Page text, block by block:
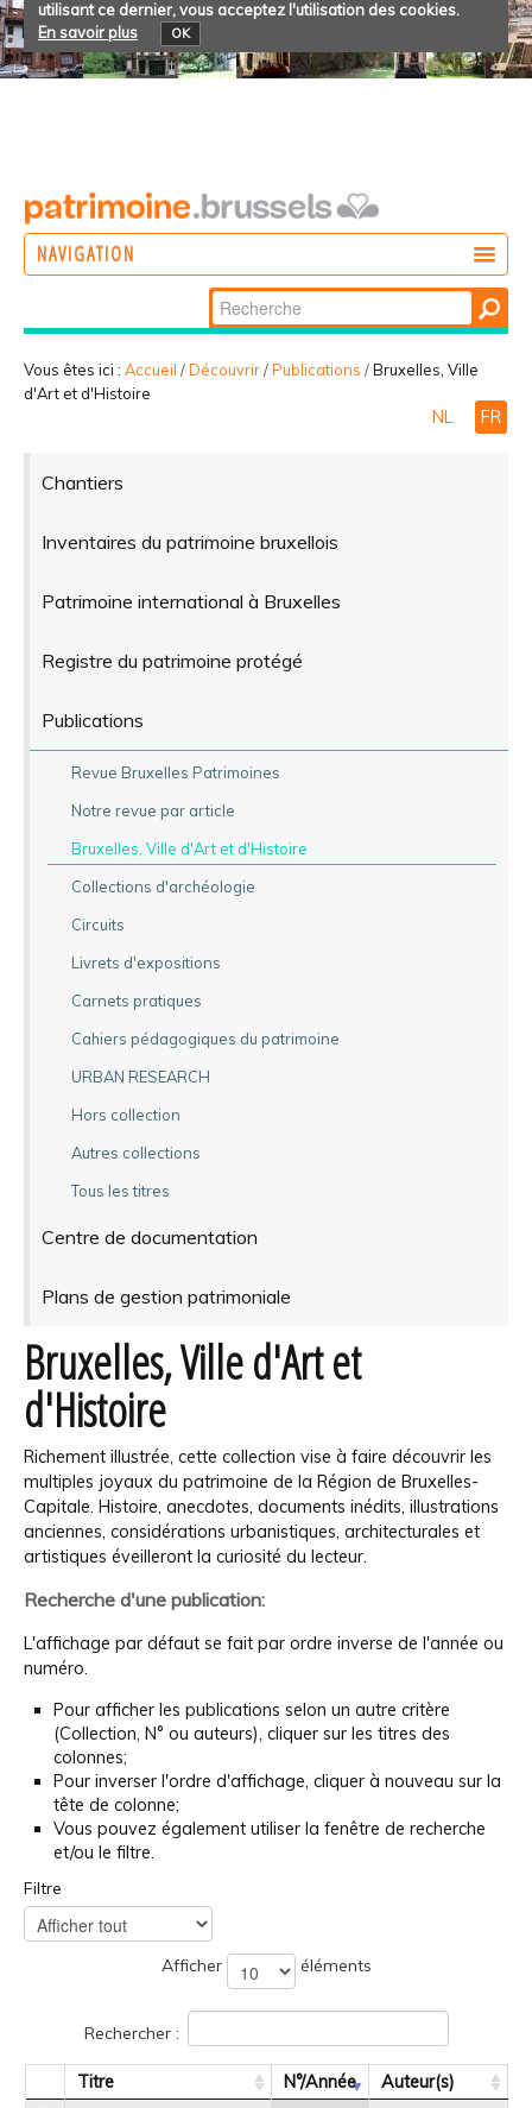
utilisant ce dernier, vous acceptez l'utilisation des cookies.
En savoir plus
OK
NAVIGATION
PARTICIPER
Chercher par
Recherche
avancée…
Vous êtes ici : Accueil /Découvrir/Publications /Bruxelles, Ville
d'Art et d'Histoire
NL FR
Chantiers
Inventaires du patrimoine bruxellois
Patrimoine international à Bruxelles
Registre du patrimoine protégé
Publications
Revue Bruxelles Patrimoines
Notre revue par article
Bruxelles, Ville d'Art et d'Histoire
Collections d'archéologie
Circuits
Livrets d'expositions
Carnets pratiques
Cahiers pédagogiques du patrimoine
URBAN RESEARCH
Hors collection
Autres collections
Tous les titres
Centre de documentation
Plans de gestion patrimoniale
Bruxelles, Ville d'Art et
d'Histoire
Richement illustrée, cette collection vise à faire découvrir les
multiples joyaux du patrimoine de la Région de Bruxelles-
Capitale. Histoire, anecdotes, documents inédits, illustrations
anciennes, considérations urbanistiques, architecturales et
artistiques éveilleront la curiosité du lecteur.
Recherche d'une publication:
L'affichage par défaut se fait par ordre inverse de l'année ou
numéro.
Pour afficher les publications selon un autre critère
(Collection, N° ou auteurs), cliquer sur les titres des
colonnes;
Pour inverser l'ordre d'affichage, cliquer à nouveau sur la
tête de colonne;
Vous pouvez également utiliser la fenêtre de recherche
et/ou le filtre.
Filtre
Afficher éléments
Rechercher :
Titre N°/Année
Auteur(s)